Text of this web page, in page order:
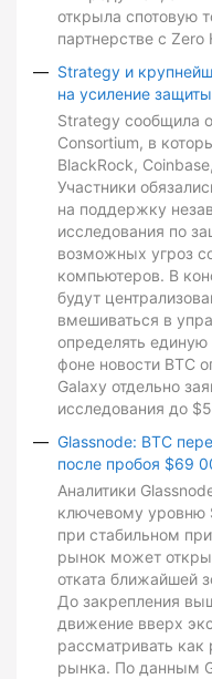
открыла спотовую
партнерстве с Zero
Strategy и
на усиление
Strategy сообщила
Consortium, в
BlackRock,
Участники
на поддержку
исследования по
возможных угроз
компьютеров. В
будут
вмешиваться в
определять
фоне новости BTC
Galaxy отдельно
исследования до
Glassnode: BTC
после пробоя $69
Аналитики
ключевому уровню
при стабильном
рынок может
отката ближайшей
До закрепления
движение вверх
рассматривать
рынка. По данным